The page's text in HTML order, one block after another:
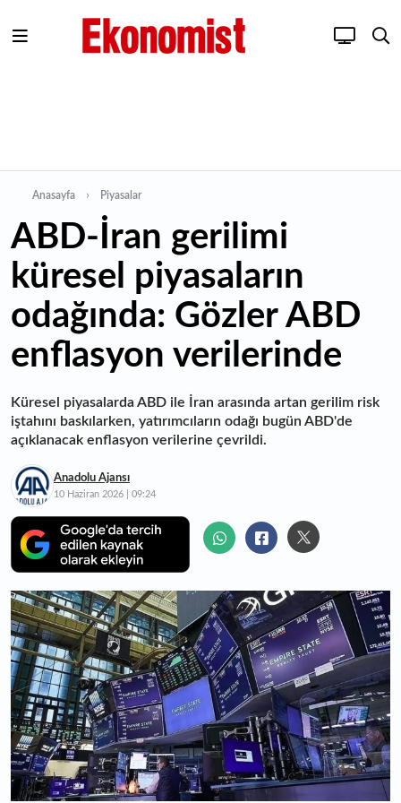
Anasayfa Piyasalar
ABD-İran gerilimi
küresel piyasaların
odağında: Gözler ABD
enflasyon verilerinde
Küresel piyasalarda ABD ile İran arasında artan gerilim risk
iştahını baskılarken, yatırımcıların odağı bugün ABD'de
açıklanacak enflasyon verilerine çevrildi.
Anadolu Ajansı
10 Haziran 2026 | 09:24